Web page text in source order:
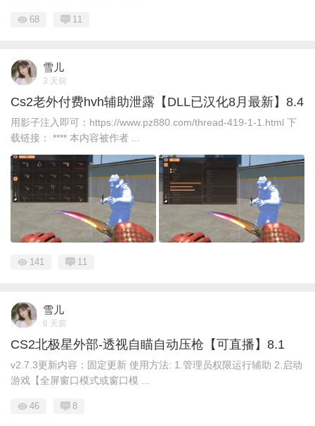
68 11
雪儿
3 天前
Cs2老外付费hvh辅助泄露【DLL已汉化8月最新】8.4
用影子注入即可：https://www.pz880.com/thread-419-1-1.html 下
载链接： **** 本内容被作者 ...
141 11
雪儿
6 天前
CS2北极星外部-透视自瞄自动压枪【可直播】8.1
v2.7.3更新内容：固定更新 使用方法: 1.管理员权限运行辅助 2.启动
游戏【全屏窗口模式或窗口模 ...
46 8